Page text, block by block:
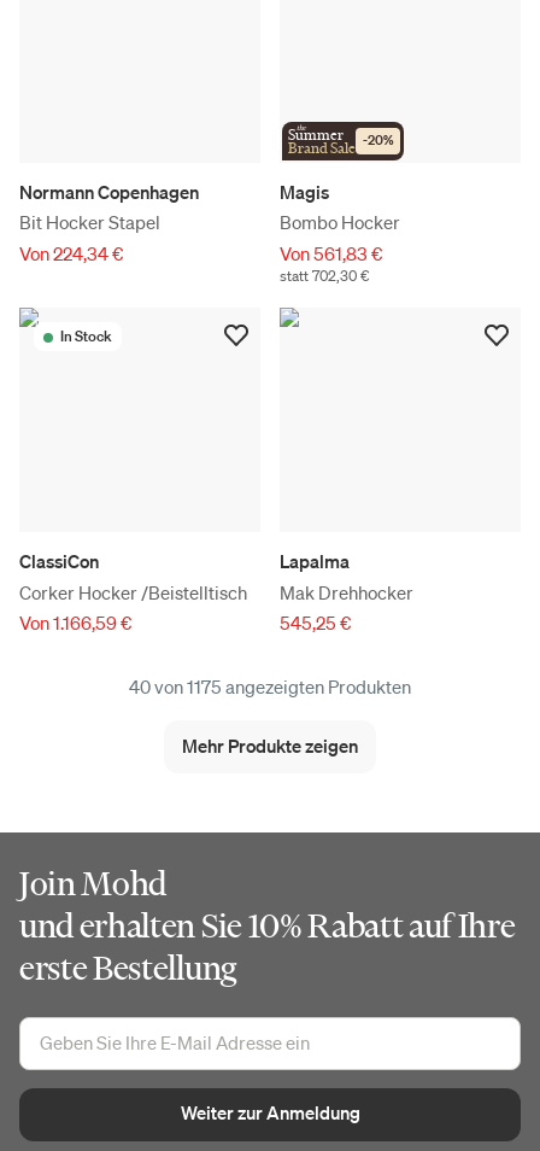
Normann Copenhagen
Bit Hocker Stapel
Von 224,34 €
the
Summer
Brand Sale -20%
Magis
Bombo Hocker
Von 561,83 €
statt 702,30 €
In Stock
ClassiCon
Corker Hocker /Beistelltisch
Von 1.166,59 €
Lapalma
Mak Drehhocker
545,25 €
40 von 1175 angezeigten Produkten
Mehr Produkte zeigen
Join Mohd
und erhalten Sie 10% Rabatt auf Ihre
erste Bestellung
Weiter zur Anmeldung